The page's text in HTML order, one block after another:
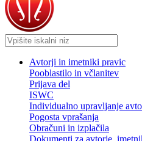
Avtorji in imetniki pravic
Pooblastilo in včlanitev
Prijava del
ISWC
Individualno upravljanje
Pogosta vprašanja
Obračuni in izplačila
Dokumenti za avtorje,